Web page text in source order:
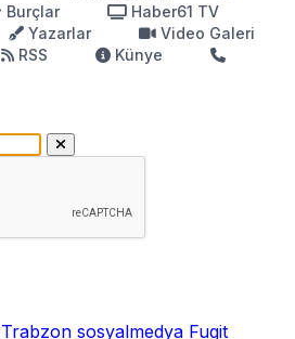
Burçlar
Haber61 TV
Yazarlar
Video Galeri
RSS
Künye
Trabzon sosyalmedya Fugit